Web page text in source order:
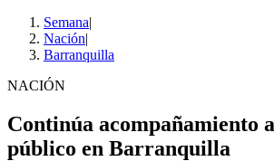
Semana|
Nación|
Barranquilla
NACIÓN
Continúa acompañamiento
público en Barranquilla